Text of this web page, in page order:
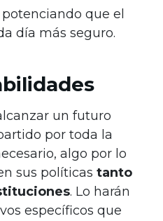
potenciando que el
día más seguro.
un futuro
por toda la
algo por lo
sus políticas tanto
. Lo harán
específicos que